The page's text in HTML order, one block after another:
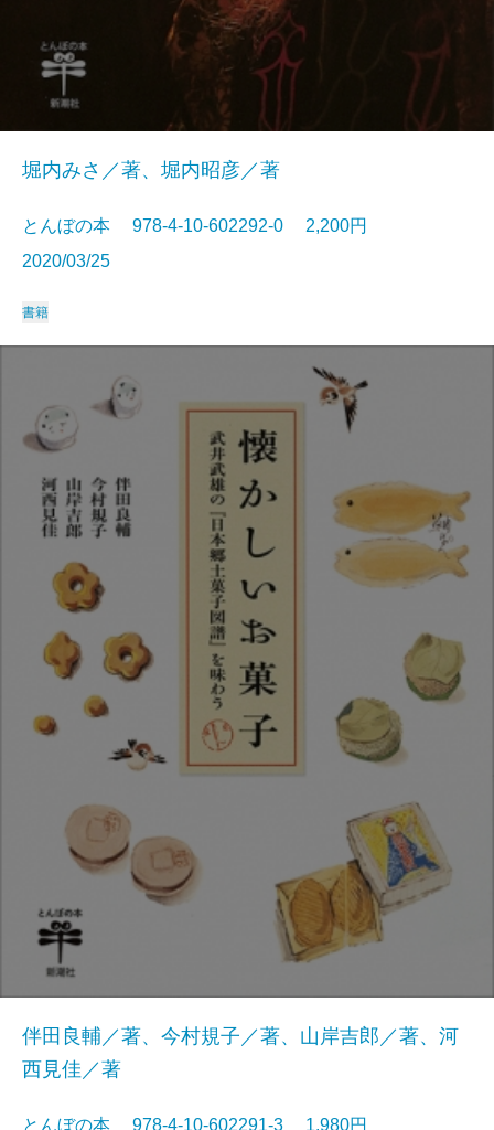
堀内みさ／著、堀内昭彦／著
とんぼの本 978-4-10-602292-0 2,200円
2020/03/25
書籍
伴田良輔／著、今村規子／著、山岸吉郎／著、河
西見佳／著
とんぼの本 978-4-10-602291-3 1,980円